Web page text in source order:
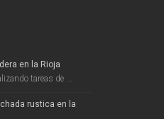
en la Rioja
tareas de ...
rustica en la